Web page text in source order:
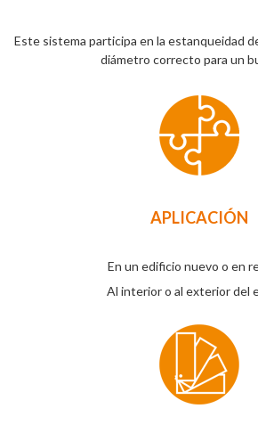
Este sistema participa en la estanqueidad
diámetro correcto para un
APLICACIÓN
En un edificio nuevo o en
Al interior o al exterior del